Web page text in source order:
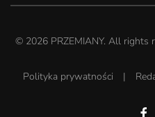
© 2026PRZEMIANY. All rights
Polityka prywatności |